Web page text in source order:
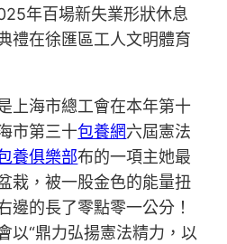
年百場新失業形狀休息
禮在徐匯區工人文明體育
上海市總工會在本年第十
市第三十包養網六屆憲法
養俱樂部布的一項主她最
栽，被一股金色的能量扭
邊的長了零點零一公分！
以“鼎力弘揚憲法精力，以